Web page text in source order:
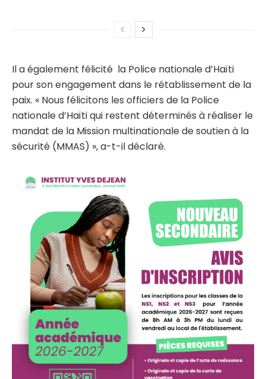
Il a également félicité la Police nationale d’Haïti
pour son engagement dans le rétablissement de la
paix. « Nous félicitons les officiers de la Police
nationale d’Haïti qui restent déterminés à réaliser le
mandat de la Mission multinationale de soutien à la
sécurité (MMAS) », a-t-il déclaré.